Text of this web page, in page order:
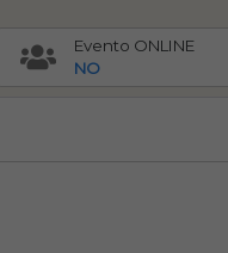
Evento ONLINE
NO